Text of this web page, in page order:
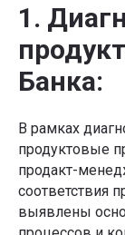
1.
Банка:
В рамках
продуктовые
продакт-
соответствия
выявлены